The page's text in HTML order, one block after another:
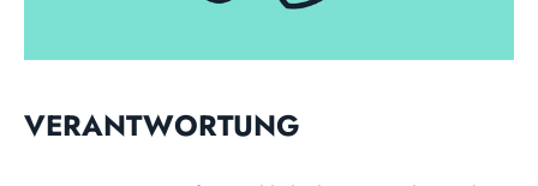
VERANTWORTUNG